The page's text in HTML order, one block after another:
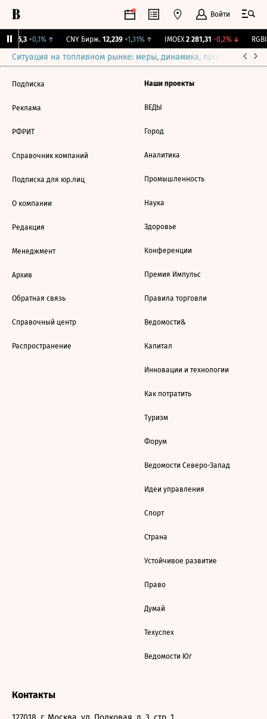
Войти
115,3 +0,1%↑ CNY Бирж. 12,239 +1,31%↑ IMOEX 2 281,31 -0,2%↓
Ситуация на топливном рынке: меры, динамика, прогнозы
Подписка
Реклама
РФРИТ
Справочник компаний
Подписка для юр.лиц
О компании
Редакция
Менеджмент
Архив
Обратная связь
Справочный центр
Распространение
Наши проекты
ВЕДЫ
Город
Аналитика
Промышленность
Наука
Здоровье
Конференции
Премия Импульс
Правила торговли
Ведомости&
Капитал
Инновации и технологии
Как потратить
Туризм
Форум
Ведомости Северо-Запад
Идеи управления
Спорт
Страна
Устойчивое развитие
Право
Думай
Техуспех
Ведомости Юг
Контакты